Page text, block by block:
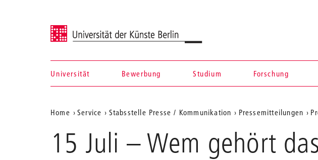
Universität der Künste Berlin
Navigation &
Suche
Universität Bewerbung Studium Forschung
Aktuelle
Position
Home Service Stabsstelle Presse / Kommunikation Pressemitteilungen
15 Juli – Wem gehört